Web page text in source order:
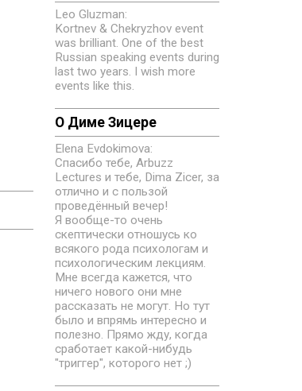
Leo Gluzman:
Kortnev & Chekryzhov event
was brilliant. One of the best
Russian speaking events during
last two years. I wish more
events like this.
О Диме Зицере
Elena Evdokimovа:
Спасибо тебе, Arbuzz
Lectures и тебе, Dima Zicer, за
отлично и с пользой
проведённый вечер!
Я вообще-то очень
скептически отношусь ко
всякого рода психологам и
психологическим лекциям.
Мне всегда кажется, что
ничего нового они мне
рассказать не могут. Но тут
было и впрямь интересно и
полезно. Прямо жду, когда
сработает какой-нибудь
"триггер", которого нет ;)